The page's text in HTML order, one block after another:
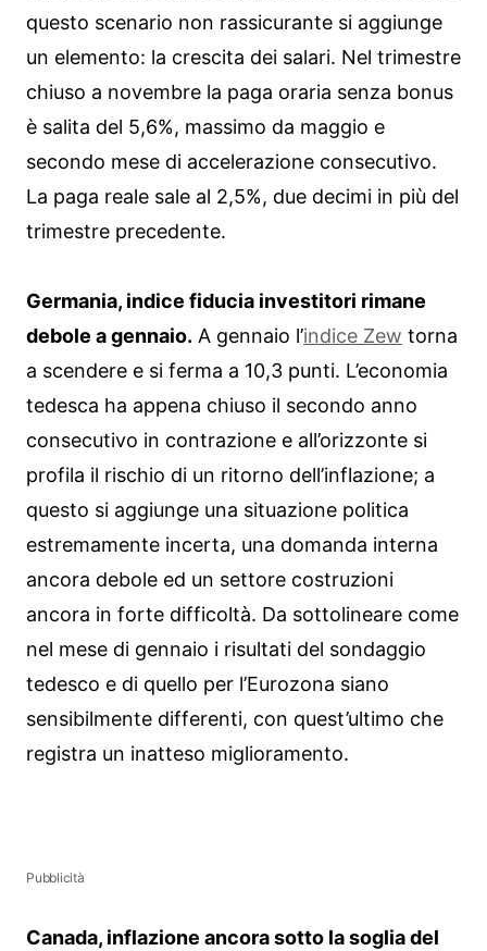
questo scenario non rassicurante si aggiunge
un elemento: la crescita dei salari. Nel trimestre
chiuso a novembre la paga oraria senza bonus
è salita del 5,6%, massimo da maggio e
secondo mese di accelerazione consecutivo.
La paga reale sale al 2,5%, due decimi in più del
trimestre precedente.
Germania, indice fiducia investitori rimane
debole a gennaio. A gennaio l’indice Zew torna
a scendere e si ferma a 10,3 punti. L’economia
tedesca ha appena chiuso il secondo anno
consecutivo in contrazione e all’orizzonte si
profila il rischio di un ritorno dell’inflazione; a
questo si aggiunge una situazione politica
estremamente incerta, una domanda interna
ancora debole ed un settore costruzioni
ancora in forte difficoltà. Da sottolineare come
nel mese di gennaio i risultati del sondaggio
tedesco e di quello per l’Eurozona siano
sensibilmente differenti, con quest’ultimo che
registra un inatteso miglioramento.
Pubblicità
Canada, inflazione ancora sotto la soglia del